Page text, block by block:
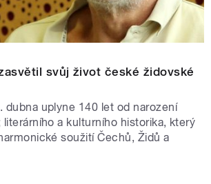
svůj život české židovské
dubna uplyne 140 let od narození
literárního a kulturního historika, který
soužití Čechů, Židů a